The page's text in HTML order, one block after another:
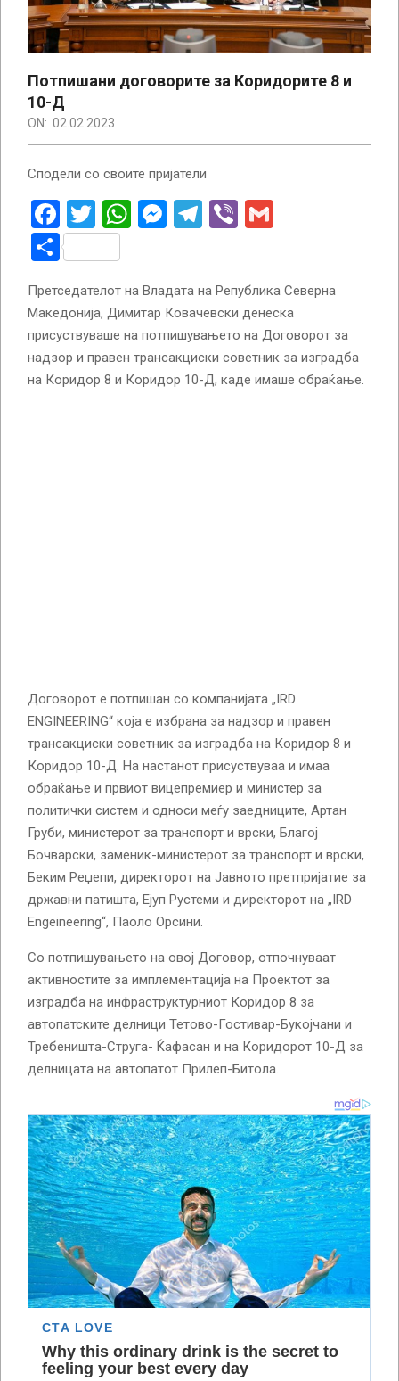
Потпишани договорите за Коридорите 8 и
10-Д
ON: 02.02.2023
Сподели со своите пријатели
Facebook
Twitter
WhatsApp
Messenger
Telegram
Viber
Share
Претседателот на Владата на Република Северна
Македонија, Димитар Ковачевски денеска
присуствуваше на потпишувањето на Договорот за
надзор и правен трансакциски советник за изградба
на Коридор 8 и Коридор 10-Д, каде имаше обраќање.
Договорот е потпишан со компанијата „IRD
ENGINEERING“ која е избрана за надзор и правен
трансакциски советник за изградба на Коридор 8 и
Коридор 10-Д. На настанот присуствуваа и имаа
обраќање и првиот вицепремиер и министер за
политички систем и односи меѓу заедниците, Артан
Груби, министерот за транспорт и врски, Благој
Бочварски, заменик-министерот за транспорт и врски,
Беким Реџепи, директорот на Јавното претпријатие за
државни патишта, Ејуп Рустеми и директорот на „IRD
Engeineering“, Паоло Орсини.
Со потпишувањето на овој Договор, отпочнуваат
активностите за имплементација на Проектот за
изградба на инфраструктурниот Коридор 8 за
автопатските делници Тетово-Гостивар-Букојчани и
Требеништа-Струга- Ќафасан и на Коридорот 10-Д за
делницата на автопатот Прилеп-Битола.